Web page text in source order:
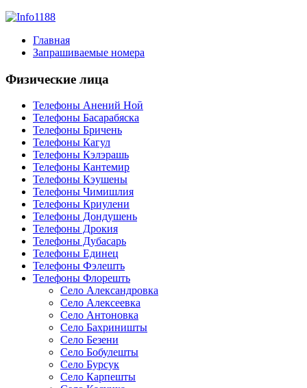
Главная
Запрашиваемые номера
Физические лица
Телефоны Анений Ноӣ
Телефоны Басарабяска
Телефоны Бричень
Телефоны Кагул
Телефоны Кэлэрашь
Телефоны Кантемир
Телефоны Кэушены
Телефоны Чимишлия
Телефоны Криулени
Телефоны Дондушень
Телефоны Дрокия
Телефоны Дубасарь
Телефоны Единец
Телефоны Фэлешть
Телефоны Флорешть
Село Александровка
Село Алексеевка
Село Антоновка
Село Бахриништы
Село Безени
Село Бобулешты
Село Бурсук
Село Карпешты